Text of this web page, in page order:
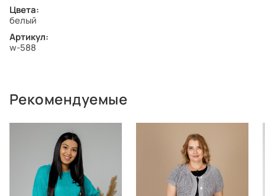
Цвета:
белый
Артикул:
w-588
Рекомендуемые